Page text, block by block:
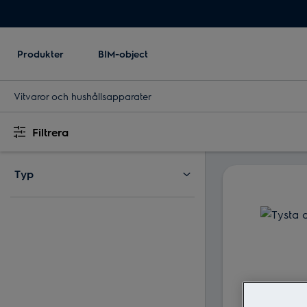
Produkter BIM-object
Vitvaror och hushållsapparater
Filtrera
Typ